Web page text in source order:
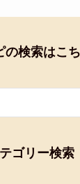
の検索はこ
ゴリー検索